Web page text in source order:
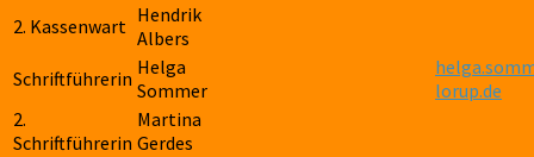
2. Kassenwart Hendrik
Albers
Schriftführerin Helga
Sommer
lorup.de
2.
Schriftführerin
Martina
Gerdes